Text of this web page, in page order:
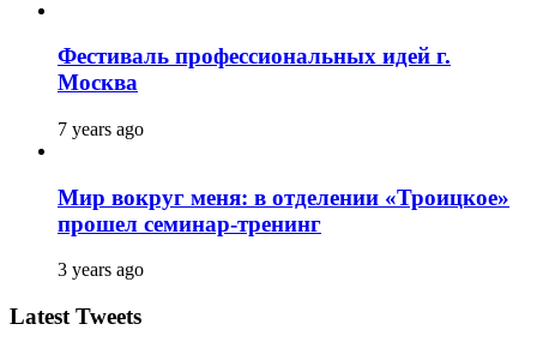
Фестиваль профессиональных идей г.
Москва
7 years ago
Мир вокруг меня: в отделении «Троицкое»
прошел семинар-тренинг
3 years ago
Latest Tweets